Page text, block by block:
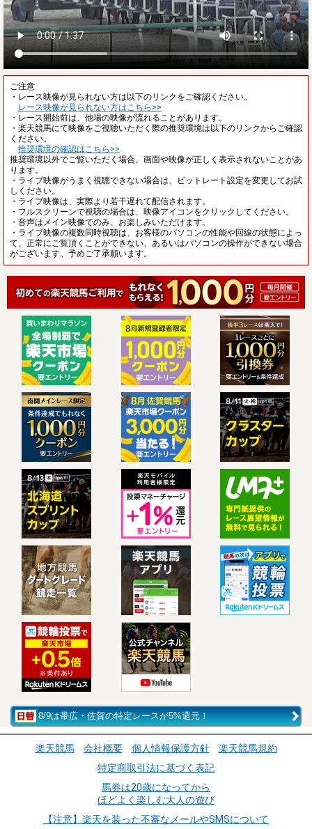
ご注意
・レース映像が見られない方は以下のリンクをご確認ください。
レース映像が見られない方はこちら>>
・レース開始前は、他場の映像が流れることがあります。
・楽天競馬にて映像をご視聴いただく際の推奨環境は以下のリンクからご確認
ください。
推奨環境の確認はこちら>>
推奨環境以外でご覧いただく場合、画面や映像が正しく表示されないことがあ
ります。
・ライブ映像がうまく視聴できない場合は、ビットレート設定を変更してお試
しください。
・ライブ映像は、実際より若干遅れて配信されます。
・フルスクリーンで視聴の場合は、映像アイコンをクリックしてください。
・音声はメイン映像でのみ、お楽しみいただけます。
・ライブ映像の複数同時視聴は、お客様のパソコンの性能や回線の状態によっ
て、正常にご覧頂くことができない、あるいはパソコンの操作ができない場合
がございます。予めご了承願います。
8/9は帯広・佐賀の特定レースが5%還元！
楽天競馬 会社概要 個人情報保護方針
楽天競馬規約
特定商取引法に基づく表記
馬券は20歳になってから
ほどよく楽しむ大人の遊び
【注意】楽天を装った不審なメールやSMSについて